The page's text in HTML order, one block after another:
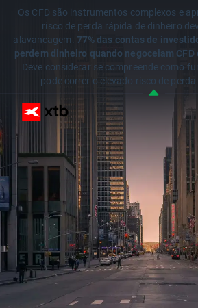
Os CFD são instrumentos complexos e
risco de perda rápida de dinheiro
alavancagem. 77% das contas de
perdem dinheiro quando negoceiam
Deve considerar se compreende como
pode correr o elevado risco de